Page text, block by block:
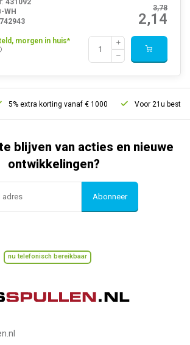
3,78
2,14
WH
morgen in huis*
extra korting vanaf € 1000 Voor 21u besteld,
blijven van acties en nieuwe
ontwikkelingen?
Abonneer
nu telefonisch bereikbaar